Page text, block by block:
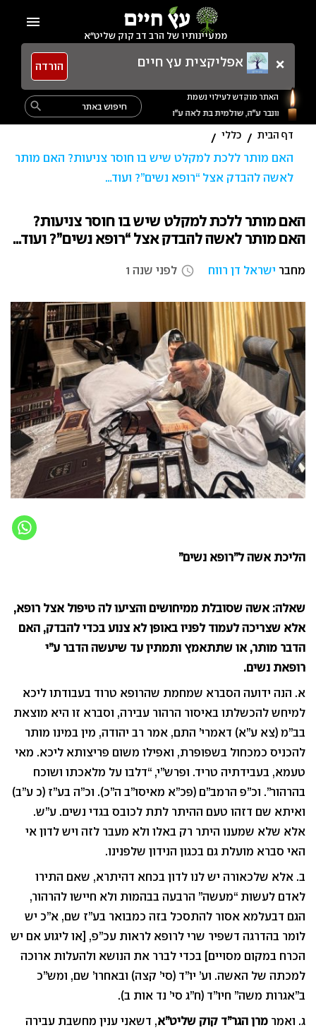
content
ממעיינותיו של הרב דב קוק שליט"א
menu
× אפליקצית עץ חיים הורדה
Search
for:
search
האתר מוקדש לעילוי נשמת
דף הבית / כללי /
האם מותר ללכת למקלט שיש בו חוסר צניעות? האם מותר
לאשה להבדק אצל “רופא נשים”? ועוד…
האם מותר ללכת למקלט שיש בו חוסר צניעות?
האם מותר לאשה להבדק אצל “רופא נשים”? ועוד…
מחבר ישראל דן רווח access_time לפני שנה 1
הליכת אשה ל”רופא נשים”
שאלה: אשה שסובלת ממיחושים והציעו לה טיפול אצל רופא,
אלא שצריכה לעמוד לפניו באופן לא צנוע בכדי להבדק, האם
הדבר מותר, או שתתאמץ ותמתין עד שיעשה הדבר ע”י
רופאת נשים.
א. הנה ידועה הסברא שמחמת שהרופא טרוד בעבודתו ליכא
למיחש להכשלתו באיסור הרהור עבירה, וסברא זו היא מוצאת
בב”מ (צא ע”א) דאמרי’ התם, אמר רב יהודה, מין במינו מותר
להכניס כמכחול בשפופרת, ואפילו משום פריצותא ליכא. מאי
טעמא, בעבידתיה טריד. ופרש”י, “דלבו על מלאכתו ושוכח
בהרהור”. וכ”פ הרמב”ם (פכ”א מאיסו”ב ה”כ). וכ”ה בע”ז (כ ע”ב)
ואיתא שם דזהו טעם ההיתר לתת לכובס בגדי נשים. ע”ש.
אלא שלא שמענו היתר רק באלו ולא מעבר לזה ויש לדון אי
האי סברא מועלת גם בכגון הנידון שלפנינו.
ב. אלא שלכאורה יש לנו לדון בכחא דהיתרא, שאם התירו
לאדם לעשות “מעשה” הרבעה בבהמות ולא חיישו להרהור,
הגם דבעלמא אסור להתסכל בזה כמבואר בע”ז שם, א”כ יש
לומר בהדרגה דשפיר שרי לרופא לראות עכ”פ, [או ליגוע אם יש
הכרח במקום מסויים] בכדי לברר את הנושא ולהעלות ארוכה
למכתה של האשה. וע’ יו”ד (סי’ קצה) ובאחרו’ שם, ומש”כ
ב”אגרות משה” חיו”ד (ח”ג סי’ נד אות ב).
ג. ואמר מרן הגר”ד קוק שליט”א, דשאני ענין מחשבת עבירה